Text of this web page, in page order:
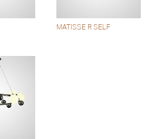
MATISSE R SELF